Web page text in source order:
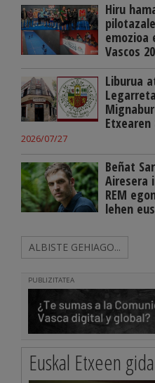
Hiru
emozioa
Vascos
Liburua
2026/07/27
Beñat
Airesera
REM
lehen
ALBISTE GEHIAGO...
PUBLIZITATEA
Euskal Etxeen gida